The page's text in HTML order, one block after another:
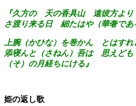
『久方の 天の香具山 遠彼方より
さ渡り来る日 細たはや（華奢であ
上腕（かひな）を巻かん とはすれ
添寝んと（さねん）吾は 思えど
（そ）の月経ちにける』
姫の返し歌